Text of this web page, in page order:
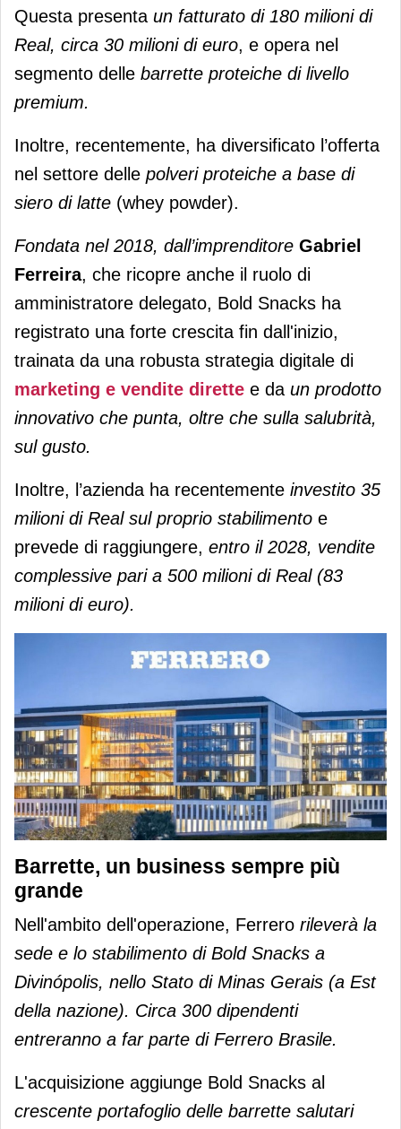
Questa presenta un fatturato di 180 milioni di
Real, circa 30 milioni di euro, e opera nel
segmento delle barrette proteiche di livello
premium.
Inoltre, recentemente, ha diversificato l’offerta
nel settore delle polveri proteiche a base di
siero di latte (whey powder).
Fondata nel 2018, dall’imprenditore Gabriel
Ferreira, che ricopre anche il ruolo di
amministratore delegato, Bold Snacks ha
registrato una forte crescita fin dall'inizio,
trainata da una robusta strategia digitale di
marketing e vendite dirette e da un prodotto
innovativo che punta, oltre che sulla salubrità,
sul gusto.
Inoltre, l’azienda ha recentemente investito 35
milioni di Real sul proprio stabilimento e
prevede di raggiungere, entro il 2028, vendite
complessive pari a 500 milioni di Real (83
milioni di euro).
Barrette, un business sempre più
grande
Nell'ambito dell'operazione, Ferrero rileverà la
sede e lo stabilimento di Bold Snacks a
Divinópolis, nello Stato di Minas Gerais (a Est
della nazione). Circa 300 dipendenti
entreranno a far parte di Ferrero Brasile.
L'acquisizione aggiunge Bold Snacks al
crescente portafoglio delle barrette salutari